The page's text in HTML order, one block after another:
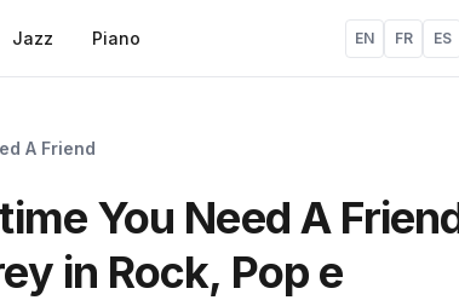
Jazz Piano EN FR ES
A Friend
You Need A
in Rock, Pop e